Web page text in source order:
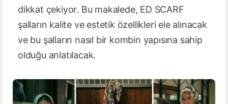
dikkat çekiyor. Bu makalede, ED SCARF
şalların kalite ve estetik özellikleri ele alınacak
ve bu şalların nasıl bir kombin yapısına sahip
olduğu anlatılacak.